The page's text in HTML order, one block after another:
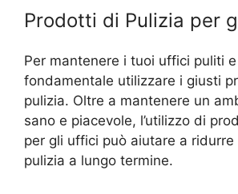
Prodotti di Pulizia per
Per mantenere i tuoi uffici puliti
fondamentale utilizzare i giusti
pulizia. Oltre a mantenere un
sano e piacevole, l’utilizzo di
per gli uffici può aiutare a ridurre
pulizia a lungo termine.